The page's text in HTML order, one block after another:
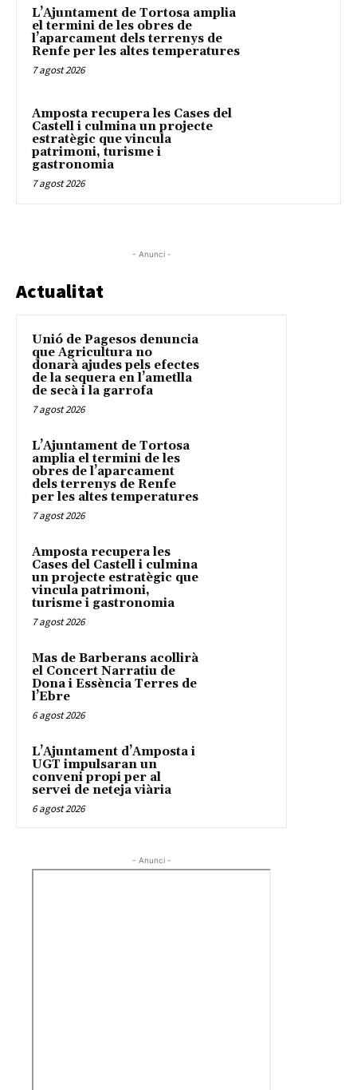
L’Ajuntament de Tortosa amplia
el termini de les obres de
l’aparcament dels terrenys de
Renfe per les altes temperatures
7 agost 2026
Amposta recupera les Cases del
Castell i culmina un projecte
estratègic que vincula
patrimoni, turisme i
gastronomia
7 agost 2026
- Anunci -
Actualitat
Unió de Pagesos denuncia
que Agricultura no
donarà ajudes pels efectes
de la sequera en l’ametlla
de secà i la garrofa
7 agost 2026
L’Ajuntament de Tortosa
amplia el termini de les
obres de l’aparcament
dels terrenys de Renfe
per les altes temperatures
7 agost 2026
Amposta recupera les
Cases del Castell i culmina
un projecte estratègic que
vincula patrimoni,
turisme i gastronomia
7 agost 2026
Mas de Barberans acollirà
el Concert Narratiu de
Dona i Essència Terres de
l’Ebre
6 agost 2026
L’Ajuntament d’Amposta i
UGT impulsaran un
conveni propi per al
servei de neteja viària
6 agost 2026
- Anunci -